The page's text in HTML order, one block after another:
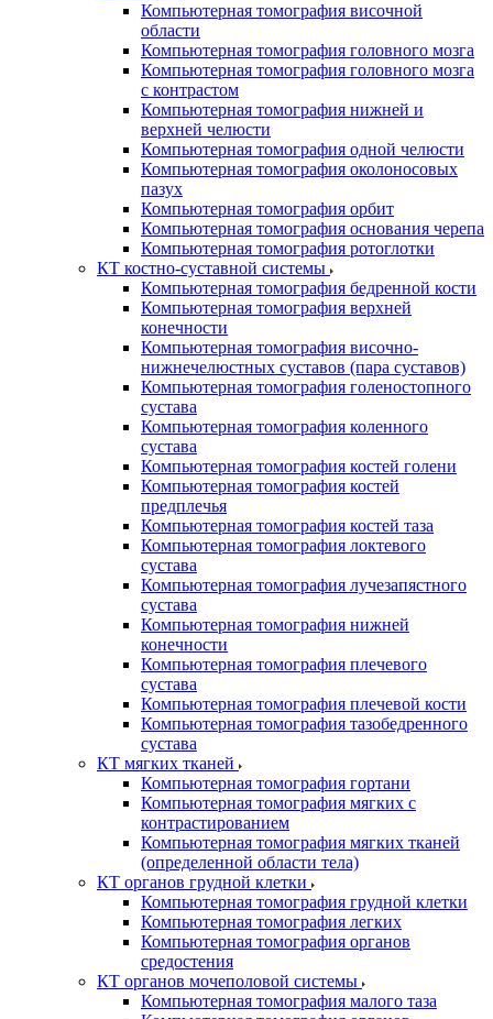
Компьютерная томография височной
области
Компьютерная томография головного мозга
Компьютерная томография головного мозга
с контрастом
Компьютерная томография нижней и
верхней челюсти
Компьютерная томография одной челюсти
Компьютерная томография околоносовых
пазух
Компьютерная томография орбит
Компьютерная томография основания черепа
Компьютерная томография ротоглотки
КТ костно-суставной системы
Компьютерная томография бедренной кости
Компьютерная томография верхней
конечности
Компьютерная томография височно-
нижнечелюстных суставов (пара суставов)
Компьютерная томография голеностопного
сустава
Компьютерная томография коленного
сустава
Компьютерная томография костей голени
Компьютерная томография костей
предплечья
Компьютерная томография костей таза
Компьютерная томография локтевого
сустава
Компьютерная томография лучезапястного
сустава
Компьютерная томография нижней
конечности
Компьютерная томография плечевого
сустава
Компьютерная томография плечевой кости
Компьютерная томография тазобедренного
сустава
КТ мягких тканей
Компьютерная томография гортани
Компьютерная томография мягких с
контрастированием
Компьютерная томография мягких тканей
(определенной области тела)
КТ органов грудной клетки
Компьютерная томография грудной клетки
Компьютерная томография легких
Компьютерная томография органов
средостения
КТ органов мочеполовой системы
Компьютерная томография малого таза